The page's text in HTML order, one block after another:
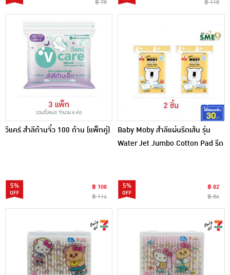
฿ 78 ฿ 118
วีแคร์ สำลีก้านจิ๋ว 100 ก้าน (แพ็กคู่)
5%
฿ 108
฿ 114
Baby Moby สำลีแผ่นรีดเส้น รุ่น
Water Jet Jumbo Cotton Pad รีด
5%
฿ 82
฿ 86